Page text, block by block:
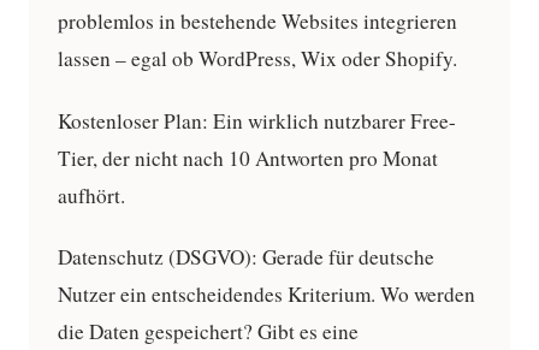
problemlos in bestehende Websites integrieren
lassen – egal ob WordPress, Wix oder Shopify.
Kostenloser Plan: Ein wirklich nutzbarer Free-
Tier, der nicht nach 10 Antworten pro Monat
aufhört.
Datenschutz (DSGVO): Gerade für deutsche
Nutzer ein entscheidendes Kriterium. Wo werden
die Daten gespeichert? Gibt es eine